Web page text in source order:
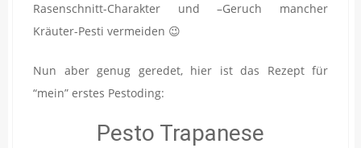
Rasenschnitt-Charakter und –Geruch mancher
Kräuter-Pesti vermeiden 😉
Nun aber genug geredet, hier ist das Rezept für
“mein” erstes Pestoding:
Pesto Trapanese